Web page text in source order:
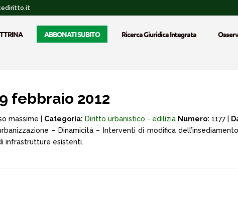
ABBONATI SUBITO Ricerca Giuridica Integrata
febbraio 2012
massime | Categoria: Diritto urbanistico - edilizia Numero: 1177 |
– Dinamicità – Interventi di modifica
infrastrutture esistenti.